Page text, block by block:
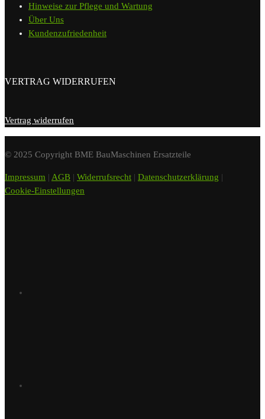
Hinweise zur Pflege und Wartung
Über Uns
Kundenzufriedenheit
VERTRAG WIDERRUFEN
Vertrag widerrufen
© 2025 Copyright BME BauMaschinen Ersatzteile
Impressum | AGB | Widerrufsrecht | Datenschutzerklärung |
Cookie-Einstellungen